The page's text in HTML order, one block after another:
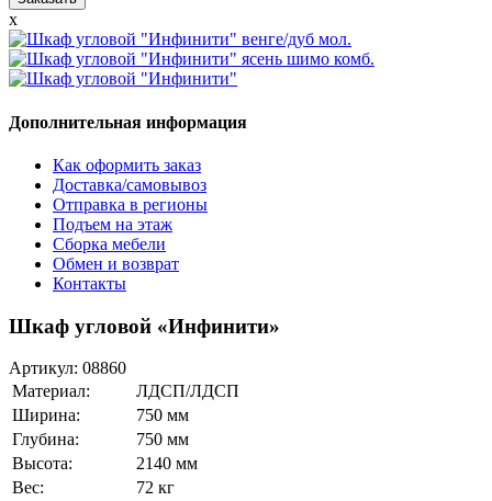
x
Дополнительная информация
Как оформить заказ
Доставка/самовывоз
Отправка в регионы
Подъем на этаж
Сборка мебели
Обмен и возврат
Контакты
Шкаф угловой «Инфинити»
Артикул: 08860
Материал:
ЛДСП/ЛДСП
Ширина:
750 мм
Глубина:
750 мм
Высота:
2140 мм
Вес:
72 кг